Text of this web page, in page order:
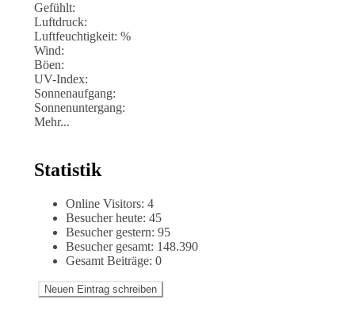
Gefühlt:
Luftdruck:
Luftfeuchtigkeit: %
Wind:
Böen:
UV-Index:
Sonnenaufgang:
Sonnenuntergang:
Mehr...
Statistik
Online Visitors: 4
Besucher heute: 45
Besucher gestern: 95
Besucher gesamt: 148.390
Gesamt Beiträge: 0